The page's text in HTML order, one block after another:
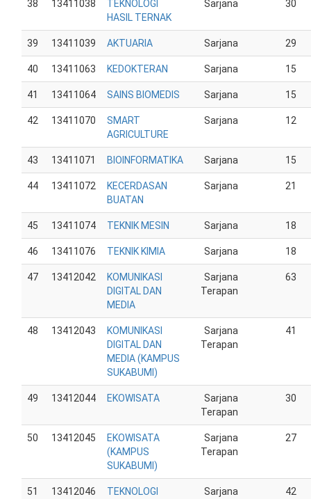
38 13411038
TEKNOLOGI
HASIL TERNAK
Sarjana 30
39 13411039 AKTUARIA Sarjana 29
40 13411063 KEDOKTERAN Sarjana 15
41 13411064 SAINS BIOMEDIS Sarjana 15
42 13411070
SMART
AGRICULTURE
Sarjana 12
43 13411071 BIOINFORMATIKA Sarjana 15
44 13411072
KECERDASAN
BUATAN
Sarjana 21
45 13411074 TEKNIK MESIN Sarjana 18
46 13411076 TEKNIK KIMIA Sarjana 18
47 13412042
KOMUNIKASI
DIGITAL DAN
MEDIA
Sarjana
Terapan
63
48 13412043
KOMUNIKASI
DIGITAL DAN
MEDIA (KAMPUS
SUKABUMI)
Sarjana
Terapan
41
49 13412044 EKOWISATA
Sarjana
Terapan
30
50 13412045
EKOWISATA
(KAMPUS
SUKABUMI)
Sarjana
Terapan
27
51 13412046
TEKNOLOGI
Sarjana
42